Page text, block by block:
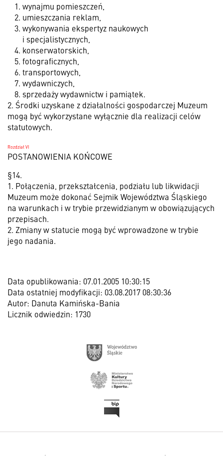
wynajmu pomieszczeń,
umieszczania reklam,
wykonywania ekspertyz naukowych
i specjalistycznych,
konserwatorskich,
fotograficznych,
transportowych,
wydawniczych,
sprzedaży wydawnictw i pamiątek.
2. Środki uzyskane z działalności gospodarczej Muzeum
mogą być wykorzystane wyłącznie dla realizacji celów
statutowych.
Rozdział VI
POSTANOWIENIA KOŃCOWE
§14.
1. Połączenia, przekształcenia, podziału lub likwidacji
Muzeum może dokonać Sejmik Województwa Śląskiego
na warunkach i w trybie przewidzianym w obowiązujących
przepisach.
2. Zmiany w statucie mogą być wprowadzone w trybie
jego nadania.
Data opublikowania: 07.01.2005 10:30:15
Data ostatniej modyfikacji: 03.08.2017 08:30:36
Autor: Danuta Kamińska-Bania
Licznik odwiedzin: 1730